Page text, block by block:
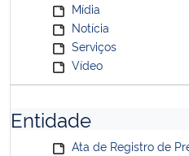
Mídia
Notícia
Serviços
Vídeo
Entidade
Ata de Registro de